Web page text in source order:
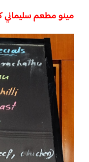
مينو مطعم سليماني